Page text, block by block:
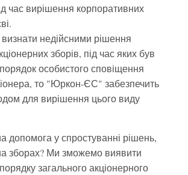
час вирішення корпоративних
недійсними рішення
зборів, під час яких був
особистого сповіщення
то "Юркон-ЄС" забезпечить
для вирішення цього виду
допомога у спростуванні рішень,
зборах? Ми зможемо виявити
загального акціонерного